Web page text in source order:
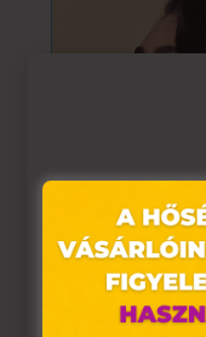
TIPPEK A
Weboldalunkon
alkalmazunk.
tárolnak webes
hozzájárulása